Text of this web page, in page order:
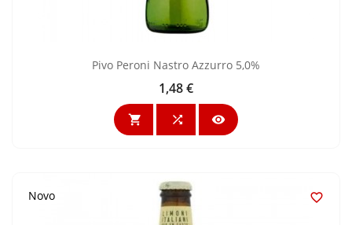
Pivo Peroni Nastro Azzurro 5,0%
Cijena
1,48 €
  

Novo